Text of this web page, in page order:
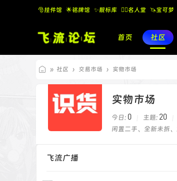
🎅挂件馆 🌟铭牌馆 ✨️靓标库 🧚‍♂️名人堂 🦄宝可梦
首页 社区
» 社区 › 交易市场 › 实物市场
实物市场
今日: 0 主题: 20
闲置二手、全新未拆
飞流广播